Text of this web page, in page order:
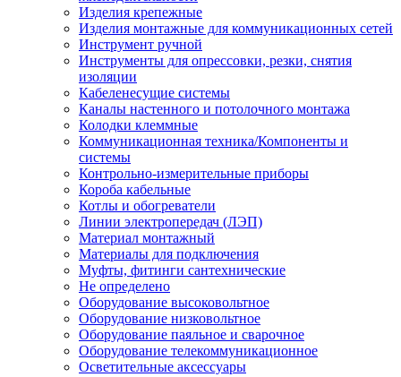
Изделия крепежные
Изделия монтажные для коммуникационных сетей
Инструмент ручной
Инструменты для опрессовки, резки, снятия
изоляции
Кабеленесущие системы
Каналы настенного и потолочного монтажа
Колодки клеммные
Коммуникационная техника/Компоненты и
системы
Контрольно-измерительные приборы
Короба кабельные
Котлы и обогреватели
Линии электропередач (ЛЭП)
Материал монтажный
Материалы для подключения
Муфты, фитинги сантехнические
Не определено
Оборудование высоковольтное
Оборудование низковольтное
Оборудование паяльное и сварочное
Оборудование телекоммуникационное
Осветительные аксессуары